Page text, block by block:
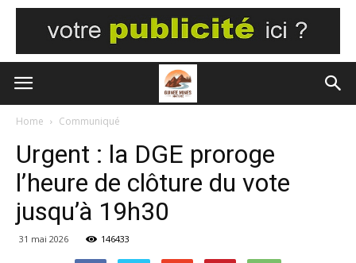
Home Communiqué
Urgent : la DGE proroge
l’heure de clôture du vote
jusqu’à 19h30
31 mai 2026 146433